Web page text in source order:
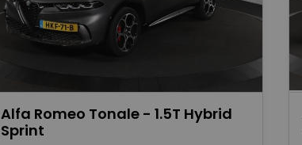
Alfa Romeo Tonale - 1.5T Hybrid
Sprint